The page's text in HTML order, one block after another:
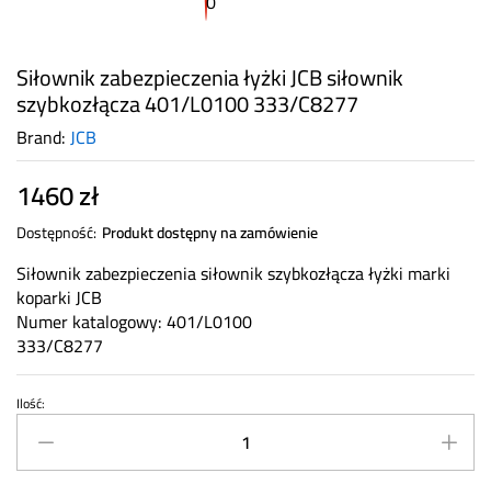
Siłownik zabezpieczenia łyżki JCB siłownik
szybkozłącza 401/L0100 333/C8277
Brand:JCB
1460zł
Dostępność: Produkt dostępny na zamówienie
Siłownik zabezpieczenia siłownik szybkozłącza łyżki marki
koparki JCB
Numer katalogowy: 401/L0100
333/C8277
Siłownik
zabezpieczenia
łyżki
Ilość: